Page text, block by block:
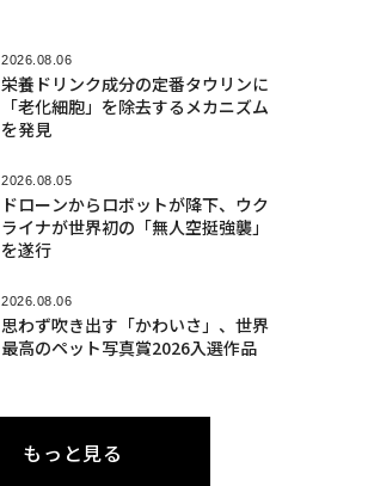
2026.08.06
栄養ドリンク成分の定番タウリンに
「老化細胞」を除去するメカニズム
を発見
2026.08.05
ドローンからロボットが降下、ウク
ライナが世界初の「無人空挺強襲」
を遂行
2026.08.06
思わず吹き出す「かわいさ」、世界
最高のペット写真賞2026入選作品
もっと見る